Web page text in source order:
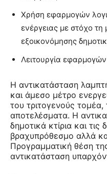
Χρήση εφαρμογών
ενέργειας με στόχο
εξοικονόμησης
Λειτουργία
Η αντικατάσταση
και άμεσο μέτρο
του τριτογενούς
αποτελέσματα. Η
δημοτικά κτίρια και
βραχυπρόθεσμο αλλά
Προγραμματική θέση
αντικατάσταση